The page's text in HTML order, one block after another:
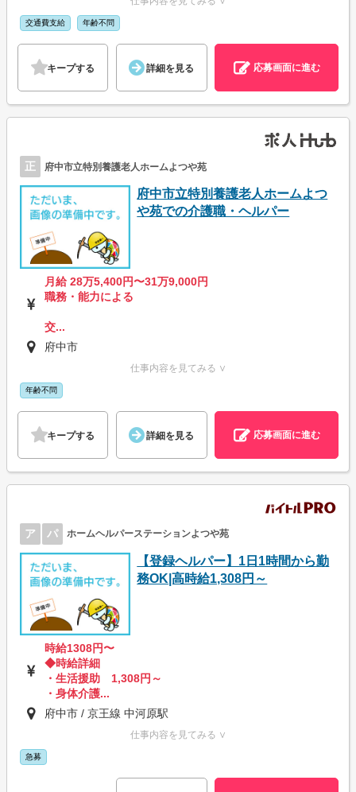
交通費支給 年齢不問
キープする 詳細を見る 応募画面に進む
正 府中市立特別養護老人ホームよつや苑
府中市立特別養護老人ホームよつ
や苑での介護職・ヘルパー
月給 28万5,400円〜31万9,000円
職務・能力による
交...
府中市
仕事内容を見てみる ∨
年齢不問
キープする 詳細を見る 応募画面に進む
ア パ ホームヘルパーステーションよつや苑
【登録ヘルパー】1日1時間から勤
務OK|高時給1,308円～
時給1308円〜
◆時給詳細
・生活援助 1,308円～
・身体介護...
府中市 / 京王線 中河原駅
仕事内容を見てみる ∨
急募